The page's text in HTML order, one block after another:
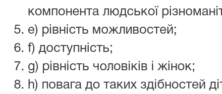
компонента людської
e) рівність можливостей;
f) доступність;
g) рівність чоловіків і жінок;
h) повага до таких здібностей